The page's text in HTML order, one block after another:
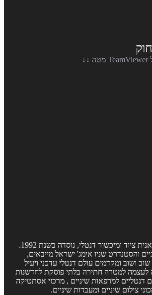
ניו אימג' ישראל יבואנית ציוד ומיכשור דנטלי, נוסדה בשנת 1992.
שניו אימג' ישראל מייבאים,
ומקדמים עולם דנטלי עדכני ויעיל
למטרה חתירה בלתי פוסקת לחדשנות
למרפאות שיניים , מרכזי אסתטיקה
שיניים ומעבדות שיניים.